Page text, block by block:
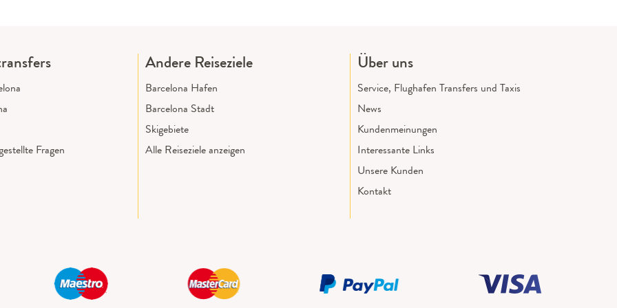
Fragen
Andere Reiseziele
Barcelona Hafen
Barcelona Stadt
Skigebiete
Alle Reiseziele anzeigen
Über uns
Service, Flughafen Transfers und Taxis
News
Kundenmeinungen
Interessante Links
Unsere Kunden
Kontakt